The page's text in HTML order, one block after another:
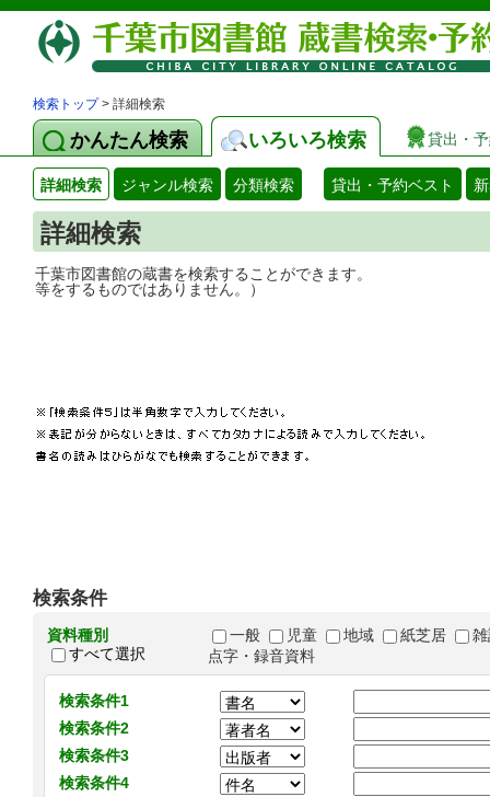
検索トップ> 詳細検索
かんたん検索 いろいろ検索 貸出・
詳細検索 ジャンル検索 分類検索 貸出・予約ベスト
詳細検索
千葉市図書館の蔵書を検索することがで
等をするものではありません。）
検索条件
資料種別
すべて選択
一般 児童 地域 紙芝居
点字・録音資料
検索条件1
検索条件2
検索条件3
検索条件4